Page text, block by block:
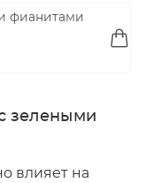
фианитами
зелеными
влияет на